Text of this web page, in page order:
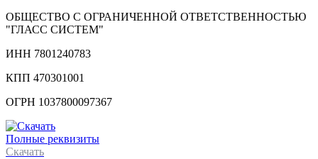
ОБЩЕСТВО С ОГРАНИЧЕННОЙ ОТВЕТСТВЕННОСТЬЮ
"ГЛАСС СИСТЕМ"
ИНН 7801240783
КПП 470301001
ОГРН 1037800097367
Полные реквизиты
Скачать